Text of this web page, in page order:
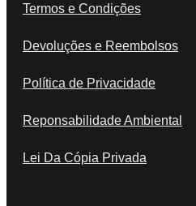
Termos e Condições
Devoluções e Reembolsos
Política de Privacidade
Reponsabilidade Ambiental
Lei Da Cópia Privada